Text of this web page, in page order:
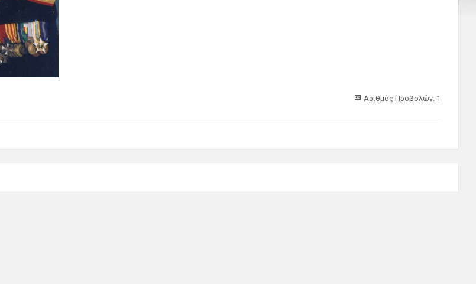
Αριθμός Προβολών: 1